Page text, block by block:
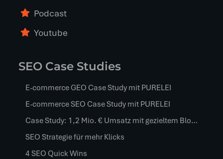
Podcast
Youtube
SEO Case Studies
E-commerce GEO Case Study mit PURELEI
E-commerce SEO Case Study mit PURELEI
Case Study: 1,2 Mio. € Umsatz mit gezieltem Blog-Content
SEO Strategie für mehr Klicks
4 SEO Quick Wins